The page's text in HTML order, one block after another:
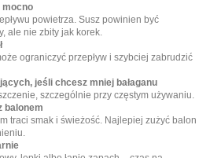
mocno
powietrza. Susz powinien być
ale nie zbity jak korek.
ograniczyć przepływ i szybciej zabrudzić
jeśli chcesz mniej bałaganu
szczególnie przy częstym używaniu.
balonem
traci smak i świeżość. Najlepiej zużyć balon